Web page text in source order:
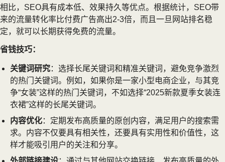
相比，SEO具有成本低、效果持久等优点。根据统计，SEO带
来的流量转化率比付费广告高出2-3倍，而且一旦网站排名稳
定，就可以长期获得免费的流量。
省钱技巧：
关键词研究：选择长尾关键词和精准关键词，避免竞争激烈
的热门关键词。例如，如果你是一家小型电商企业，与其竞
争“女装”这样的热门关键词，不如选择“2025新款夏季女装连
衣裙”这样的长尾关键词。
内容优化：定期发布高质量的原创内容，满足用户的搜索需
求。内容不仅要具有相关性，还要具有实用性和价值性，这
样才能吸引用户的关注和分享。